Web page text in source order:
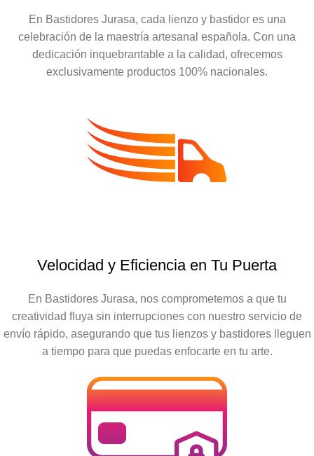
En Bastidores Jurasa, cada lienzo y bastidor es una
celebración de la maestría artesanal española. Con una
dedicación inquebrantable a la calidad, ofrecemos
exclusivamente productos 100% nacionales.
Velocidad y Eficiencia en Tu Puerta
En Bastidores Jurasa, nos comprometemos a que tu
creatividad fluya sin interrupciones con nuestro servicio de
envío rápido, asegurando que tus lienzos y bastidores lleguen
a tiempo para que puedas enfocarte en tu arte.